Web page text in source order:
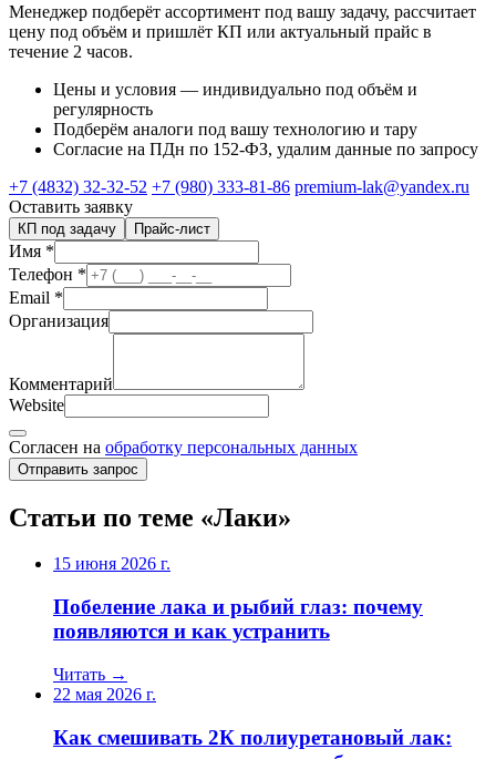
Менеджер подберёт ассортимент под вашу задачу, рассчитает
цену под объём и пришлёт КП или актуальный прайс в
течение 2 часов.
Цены и условия — индивидуально под объём и
регулярность
Подберём аналоги под вашу технологию и тару
Согласие на ПДн по 152-ФЗ, удалим данные по запросу
+7 (4832) 32-32-52 +7 (980) 333-81-86 premium-lak@yandex.ru
Оставить заявку
КП под задачу Прайс-лист
Имя *
Телефон *
Email *
Организация
Комментарий
Website
Согласен на обработку персональных данных
Отправить запрос
Статьи по теме «Лаки»
15 июня 2026 г.
Побеление лака и рыбий глаз: почему
появляются и как устранить
Читать →
22 мая 2026 г.
Как смешивать 2К полиуретановый лак: